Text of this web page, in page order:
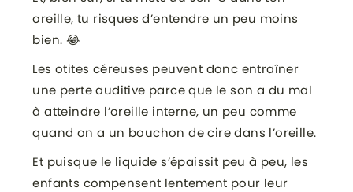
oreille, tu risques d’entendre un peu moins
bien. 😂
Les otites céreuses peuvent donc entraîner
une perte auditive parce que le son a du mal
à atteindre l’oreille interne, un peu comme
quand on a un bouchon de cire dans l’oreille.
Et puisque le liquide s’épaissit peu à peu, les
enfants compensent lentement pour leur